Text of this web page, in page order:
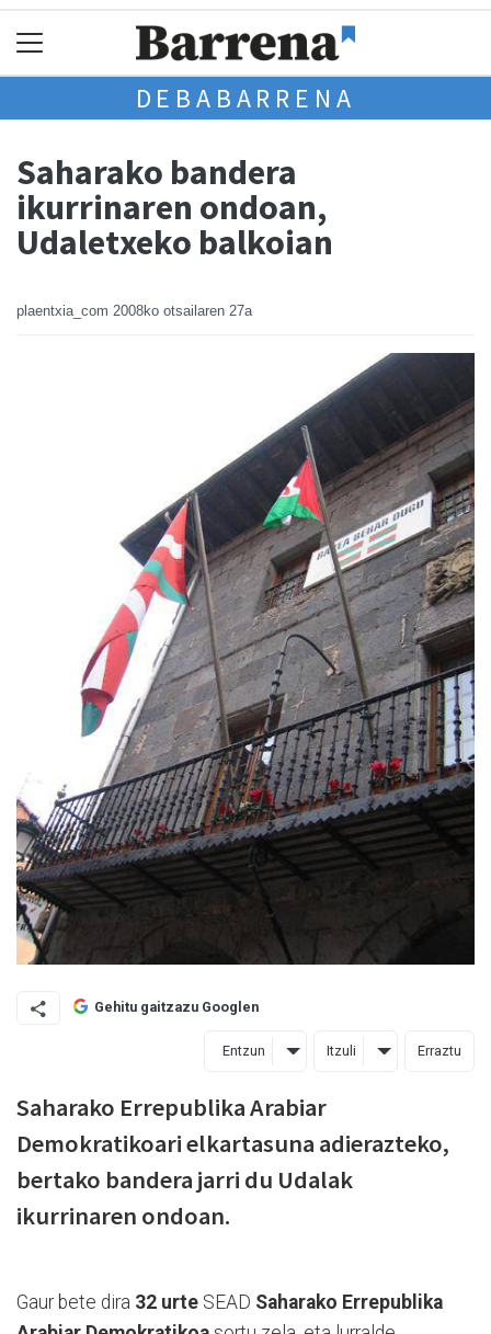
DEBABARRENA
Saharako bandera
ikurrinaren ondoan,
Udaletxeko balkoian
plaentxia_com 2008ko otsailaren 27a
Gehitu gaitzazu Googlen
Entzun Itzuli Erraztu
Saharako Errepublika Arabiar
Demokratikoari elkartasuna adierazteko,
bertako bandera jarri du Udalak
ikurrinaren ondoan.
Gaur bete dira 32 urte SEAD Saharako Errepublika